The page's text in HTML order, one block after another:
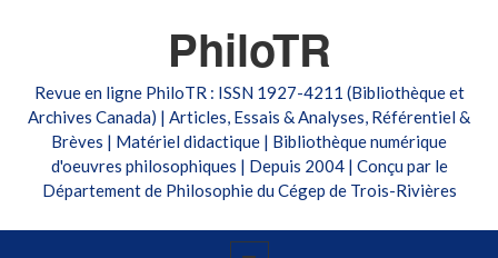
PhiloTR
Revue en ligne PhiloTR : ISSN 1927-4211 (Bibliothèque et
Archives Canada) | Articles, Essais & Analyses, Référentiel &
Brèves | Matériel didactique | Bibliothèque numérique
d'oeuvres philosophiques | Depuis 2004 | Conçu par le
Département de Philosophie du Cégep de Trois-Rivières